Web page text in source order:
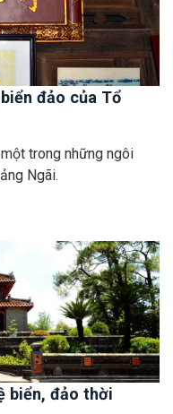
đảo của Tổ
trong những ngôi
Ngãi.
biển, đảo thời